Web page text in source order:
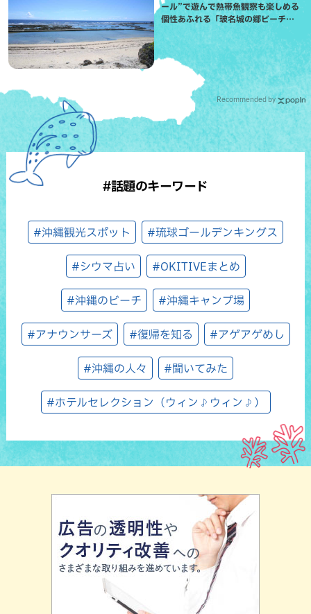
ール”で遊んで熱帯魚観察も楽しめる
個性あふれる「玻名城の郷ビーチ」
（八重瀬町）
Recommended by
#話題のキーワード
#沖縄観光スポット #琉球ゴールデンキングス
#シウマ占い #OKITIVEまとめ
#沖縄のビーチ #沖縄キャンプ場
#アナウンサーズ #復帰を知る #アゲアゲめし
#沖縄の人々 #聞いてみた
#ホテルセレクション（ウィン♪ウィン♪）